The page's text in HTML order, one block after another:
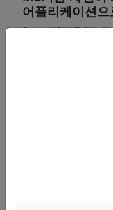
어플리케이션
Azure 클라우드 기반